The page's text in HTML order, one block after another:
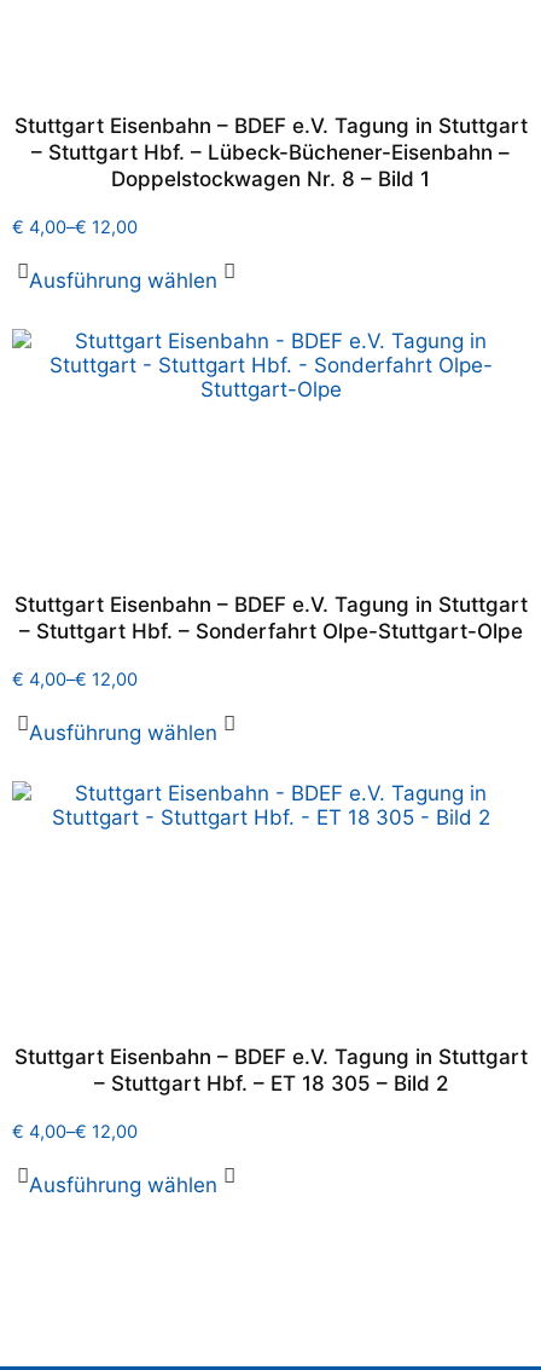
Stuttgart Eisenbahn – BDEF e.V. Tagung in Stuttgart
– Stuttgart Hbf. – Lübeck-Büchener-Eisenbahn –
Doppelstockwagen Nr. 8 – Bild 1
€ 4,00–€ 12,00
Ausführung wählen
Stuttgart Eisenbahn – BDEF e.V. Tagung in Stuttgart
– Stuttgart Hbf. – Sonderfahrt Olpe-Stuttgart-Olpe
€ 4,00–€ 12,00
Ausführung wählen
Stuttgart Eisenbahn – BDEF e.V. Tagung in Stuttgart
– Stuttgart Hbf. – ET 18 305 – Bild 2
€ 4,00–€ 12,00
Ausführung wählen